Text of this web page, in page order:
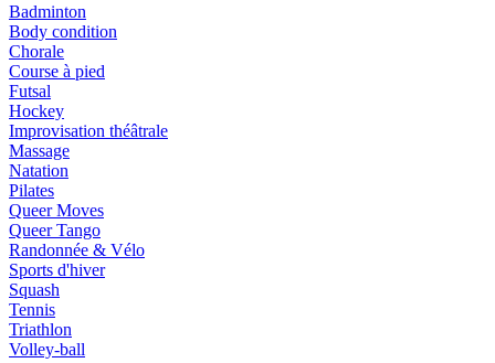
Badminton
Body condition
Chorale
Course à pied
Futsal
Hockey
Improvisation théâtrale
Massage
Natation
Pilates
Queer Moves
Queer Tango
Randonnée & Vélo
Sports d'hiver
Squash
Tennis
Triathlon
Volley-ball